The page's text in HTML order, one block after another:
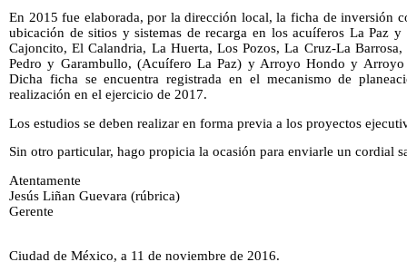
En 2015 fue elaborada, por la dirección local, la ficha de inversión
ubicación de sitios y sistemas de recarga en los acuíferos La Paz
Cajoncito, El Calandria, La Huerta, Los Pozos, La Cruz-La
Pedro y Garambullo, (Acuífero La Paz) y Arroyo Hondo y Arroyo
Dicha ficha se encuentra registrada en el mecanismo de
realización en el ejercicio de 2017.
Los estudios se deben realizar en forma previa a los proyectos
Sin otro particular, hago propicia la ocasión para enviarle un cordial
Atentamente
Jesús Liñan Guevara (rúbrica)
Gerente
Ciudad de México, a 11 de noviembre de 2016.